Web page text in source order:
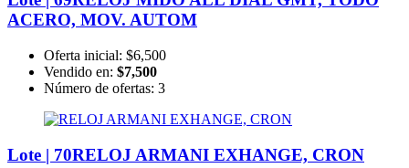
ACERO, MOV. AUTOM
Oferta inicial: $6,500
Vendido en: $7,500
Número de ofertas: 3
Lote | 70RELOJ ARMANI EXHANGE, CRON